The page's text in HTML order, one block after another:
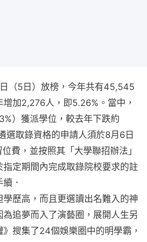
（5日）放榜，今年共有45,545
加2,276人，即5.26%。當中，
）獲派學位，較去年下跌約
選取錄資格的申請人須於8月6日
費，並按照其「大學聯招辦法」
指定期間內完成取錄院校要求的註
．
學歷高，而且更選讀出名難入的神
追夢而入了演藝圈，展開人生另
搜集了24個娛樂圈中的明學霸，